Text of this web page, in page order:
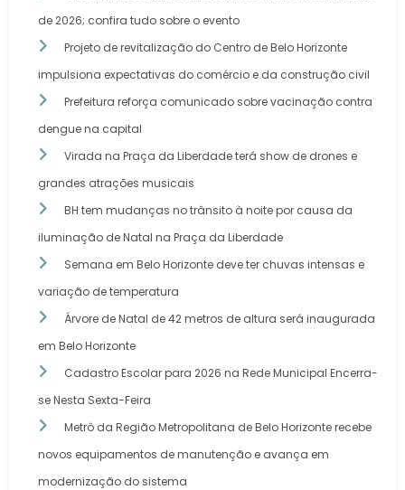
de 2026; confira tudo sobre o evento
Projeto de revitalização do Centro de Belo Horizonte
impulsiona expectativas do comércio e da construção civil
Prefeitura reforça comunicado sobre vacinação contra
dengue na capital
Virada na Praça da Liberdade terá show de drones e
grandes atrações musicais
BH tem mudanças no trânsito à noite por causa da
iluminação de Natal na Praça da Liberdade
Semana em Belo Horizonte deve ter chuvas intensas e
variação de temperatura
Árvore de Natal de 42 metros de altura será inaugurada
em Belo Horizonte
Cadastro Escolar para 2026 na Rede Municipal Encerra-
se Nesta Sexta-Feira
Metrô da Região Metropolitana de Belo Horizonte recebe
novos equipamentos de manutenção e avança em
modernização do sistema